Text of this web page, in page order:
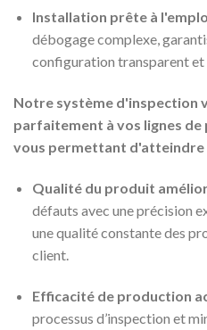
Installation prête à
débogage complexe,
configuration transparent
Notre système d'inspection
parfaitement à vos lignes
vous permettant d'atteindre
Qualité du produit
défauts avec une précision
une qualité constante des
client.
Efficacité de production
processus d’inspection et